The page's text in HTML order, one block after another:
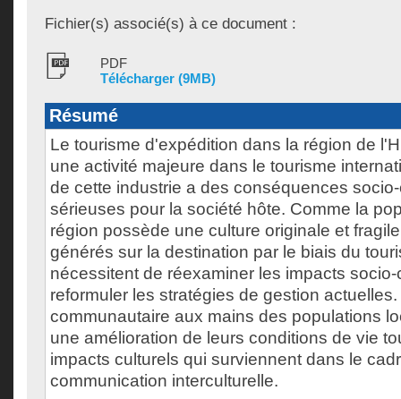
Fichier(s) associé(s) à ce document :
PDF
Télécharger (9MB)
Résumé
Le tourisme d'expédition dans la région de
une activité majeure dans le tourisme
de cette industrie a des conséquences
sérieuses pour la société hôte. Comme la
région possède une culture originale et
générés sur la destination par le biais du
nécessitent de réexaminer les impacts
reformuler les stratégies de gestion
communautaire aux mains des populations
une amélioration de leurs conditions de vie
impacts culturels qui surviennent dans le
communication interculturelle.